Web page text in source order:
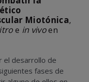
Miotónica,
e in vivoen
el desarrollo de
fases de